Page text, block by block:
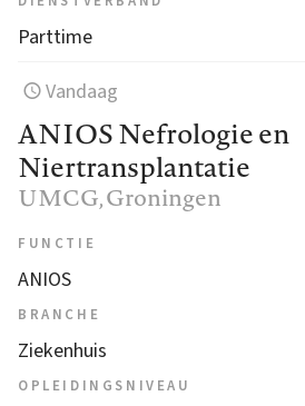
Parttime
Vandaag
ANIOS Nefrologie en
Niertransplantatie
UMCG, Groningen
FUNCTIE
ANIOS
BRANCHE
Ziekenhuis
OPLEIDINGSNIVEAU